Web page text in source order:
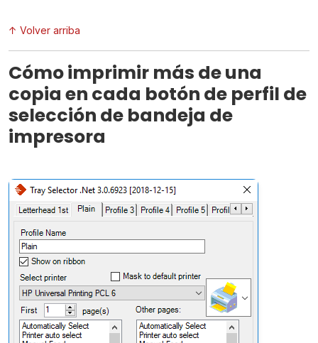
↑ Volver arriba
Cómo imprimir más de una
copia en cada botón de perfil de
selección de bandeja de
impresora